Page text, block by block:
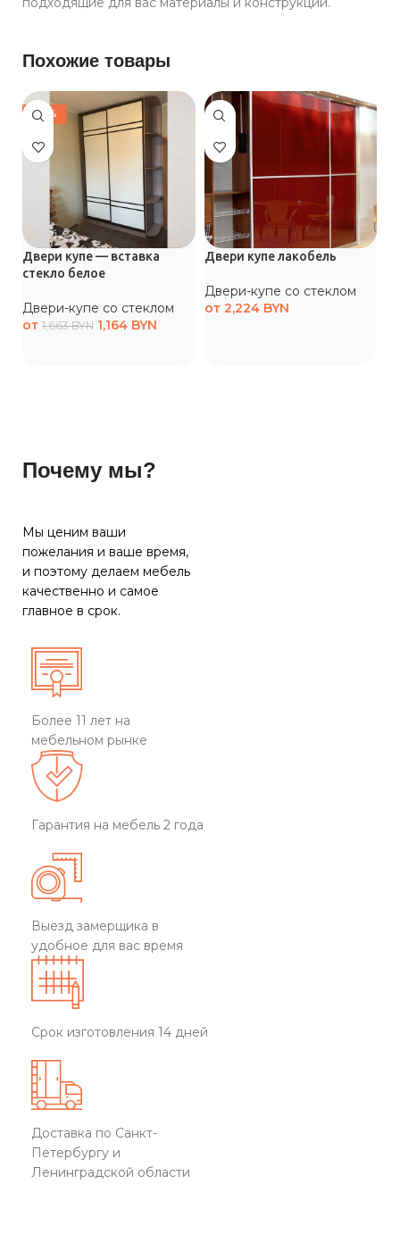
Похожие товары
-30%
Двери купе — вставка
стекло белое
Двери-купе со стеклом
от 1,663BYN 1,164 BYN
Двери купе лакобель
Двери-купе со стеклом
от 2,224 BYN
Почему мы?
Мы ценим ваши
пожелания и ваше время,
и поэтому делаем мебель
качественно и самое
главное в срок.
Более 11 лет на
мебельном рынке
Гарантия на мебель 2 года
Выезд замерщика в
удобное для вас время
Срок изготовления 14 дней
Доставка по Санкт-
Петербургу и
Ленинградской области